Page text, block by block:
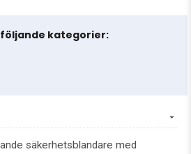
kategorier:
säkerhetsblandare med